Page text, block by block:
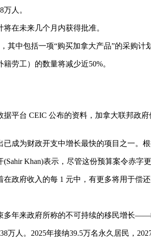
人。
在未来几个月内获得批准。
其中包括一项“购买加拿大产品”的采购计划
劳工）的数量将减少近50%。
平台 CEIC 公布的资料，加拿大联邦政
成为财政开支中增长最快的项目之一。
Khan)表示，尽管这份预算案令赤字
政府收入的每 1 元中，有更多将用于偿
年来政府所称的不可持续的移民增长
人。2025年接纳39.5万名永久居民，